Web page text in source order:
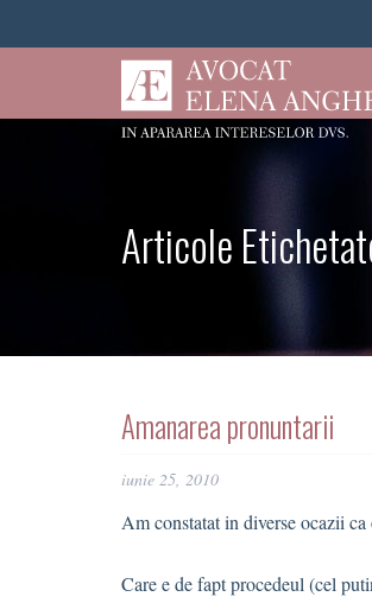
Articole
Amanarea pronuntarii
iunie 25, 2010
Am constatat in diverse ocazii
Care e de fapt procedeul (cel